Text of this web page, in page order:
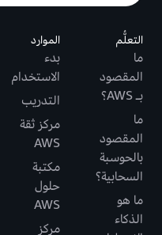
التعلُّم
ما
المقصود
بـ AWS؟
ما
المقصود
بالحوسبة
السحابية؟
ما هو
الذكاء
الموارد
بدء
الاستخدام
التدريب
مركز ثقة
AWS
مكتبة
حلول
AWS
مركز